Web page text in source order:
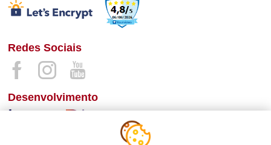
Redes Sociais
Desenvolvimento